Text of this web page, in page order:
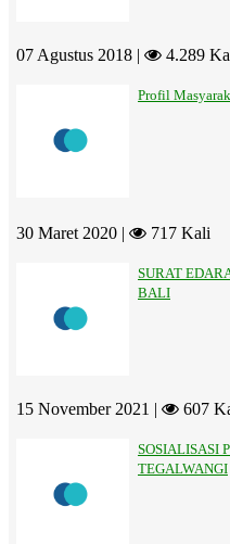
07 Agustus 2018 | 4.289
Profil
30 Maret 2020 | 717 Kali
SURAT
BALI
15 November 2021 | 607
SOSIALISASI
TEGALWANGI